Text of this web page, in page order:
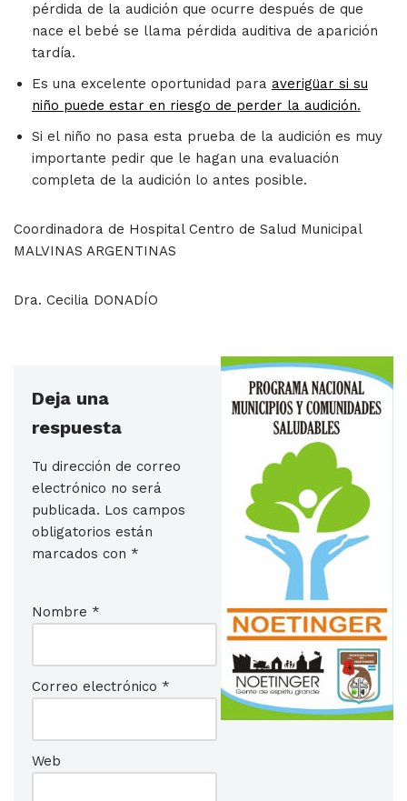
pérdida de la audición que ocurre después de que
nace el bebé se llama pérdida auditiva de aparición
tardía.
Es una excelente oportunidad para averigüar si su
niño puede estar en riesgo de perder la audición.
Si el niño no pasa esta prueba de la audición es muy
importante pedir que le hagan una evaluación
completa de la audición lo antes posible.
Coordinadora de Hospital Centro de Salud Municipal
MALVINAS ARGENTINAS
Dra. Cecilia DONADÍO
Deja una
respuesta
Tu dirección de correo
electrónico no será
publicada. Los campos
obligatorios están
marcados con *
Nombre *
Correo electrónico *
Web